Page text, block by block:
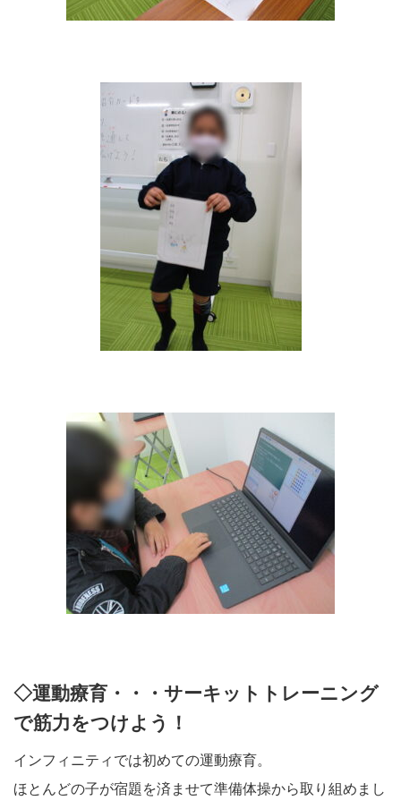
◇運動療育・・・サーキットトレーニング
で筋力をつけよう！
インフィニティでは初めての運動療育。
ほとんどの子が宿題を済ませて準備体操から取り組めまし